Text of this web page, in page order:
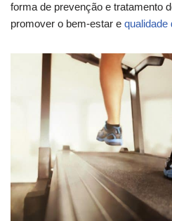
forma de prevenção e tratamento
promover o bem-estar e qualidade